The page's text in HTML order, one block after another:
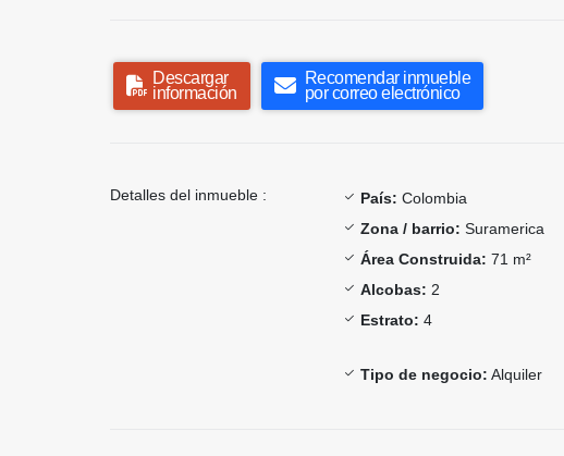
Descargar
información
Recomendar inmueble
por correo electrónico
Detalles del inmueble : País: Colombia
Zona / barrio: Suramerica
Área Construida: 71 m²
Alcobas: 2
Estrato: 4
Tipo de negocio: Alquiler